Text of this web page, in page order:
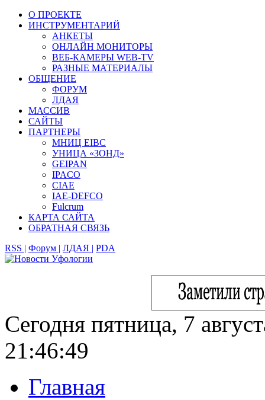
О ПРОЕКТЕ
ИНСТРУМЕНТАРИЙ
АНКЕТЫ
ОНЛАЙН МОНИТОРЫ
ВЕБ-КАМЕРЫ WEB-TV
РАЗНЫЕ МАТЕРИАЛЫ
ОБЩЕНИЕ
ФОРУМ
ЛДАЯ
МАССИВ
САЙТЫ
ПАРТНЕРЫ
МНИЦ EIBC
УНИЦА «ЗОНД»
GEIPAN
IPACO
CIAE
IAE-DEFCO
Fulcrum
КАРТА САЙТА
ОБРАТНАЯ СВЯЗЬ
RSS | Форум | ЛДАЯ | PDA
Сегодня пятница, 7
21:46:50
Главная